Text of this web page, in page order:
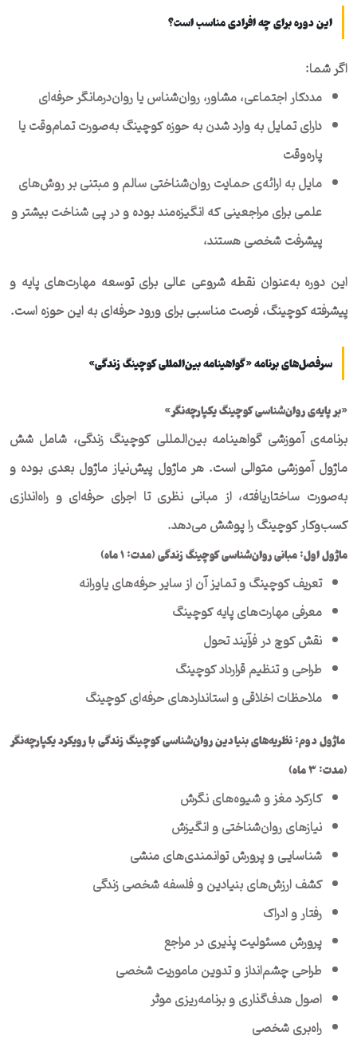
این دوره برای چه افرادی مناسب است؟
اگر شما:
مددکار اجتماعی، مشاور، روان‌شناس یا روان‌درمانگر حرفه‌ای
دارای تمایل به وارد شدن به حوزه کوچینگ به‌صورت تمام‌وقت یا
پاره‌وقت
مایل به ارائه‌ی حمایت روان‌شناختی سالم و مبتنی بر روش‌های
علمی برای مراجعینی که انگیزه‌مند بوده و در پی شناخت بیشتر و
پیشرفت شخصی هستند،
این دوره به‌عنوان نقطه شروعی عالی برای توسعه مهارت‌های پایه و
پیشرفته کوچینگ، فرصت مناسبی برای ورود حرفه‌ای به این حوزه است.
سرفصل‌های برنامه «گواهینامه بین‌المللی کوچینگ زندگی»
«بر پایه‌ی روان‌شناسی کوچینگ یکپارچه‌نگر»
برنامه‌ی آموزشی گواهینامه بین‌المللی کوچینگ زندگی، شامل شش
ماژول آموزشی متوالی است. هر ماژول پیش‌نیاز ماژول بعدی بوده و
به‌صورت ساختاریافته، از مبانی نظری تا اجرای حرفه‌ای و راه‌اندازی
کسب‌وکار کوچینگ را پوشش می‌دهد.
ماژول اول: مبانی روان‌شناسی کوچینگ زندگی (مدت:۱ماه)
تعریف کوچینگ و تمایز آن از سایر حرفه‌های یاورانه
معرفی مهارت‌های پایه کوچینگ
نقش کوچ در فرآیند تحول
طراحی و تنظیم قرارداد کوچینگ
ملاحظات اخلاقی و استانداردهای حرفه‌ای کوچینگ
ماژول دوم: نظریه‌های بنیادین روان‌شناسی کوچینگ زندگی با رویکرد یکپارچه‌نگر
(مدت:۳ماه)
کارکرد مغز و شیوه‌های نگرش
نیازهای روان‌شناختی و انگیزش
شناسایی و پرورش توانمندی‌های منشی
کشف ارزش‌های بنیادین و فلسفه شخصی زندگی
رفتار و ادراک
پرورش مسئولیت پذیری در مراجع
طراحی چشم‌انداز و تدوین ماموریت شخصی
اصول هدف‌گذاری و برنامه‌ریزی موثر
راه‌بری شخصی